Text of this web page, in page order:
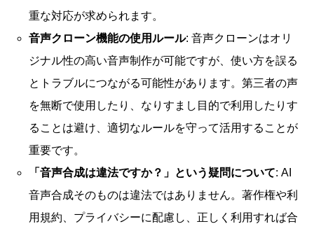
重な対応が求められます。
音声クローン機能の使用ルール: 音声クローンはオリ
ジナル性の高い音声制作が可能ですが、使い方を誤る
とトラブルにつながる可能性があります。第三者の声
を無断で使用したり、なりすまし目的で利用したりす
ることは避け、適切なルールを守って活用することが
重要です。
「音声合成は違法ですか？」という疑問について: AI
音声合成そのものは違法ではありません。著作権や利
用規約、プライバシーに配慮し、正しく利用すれば合